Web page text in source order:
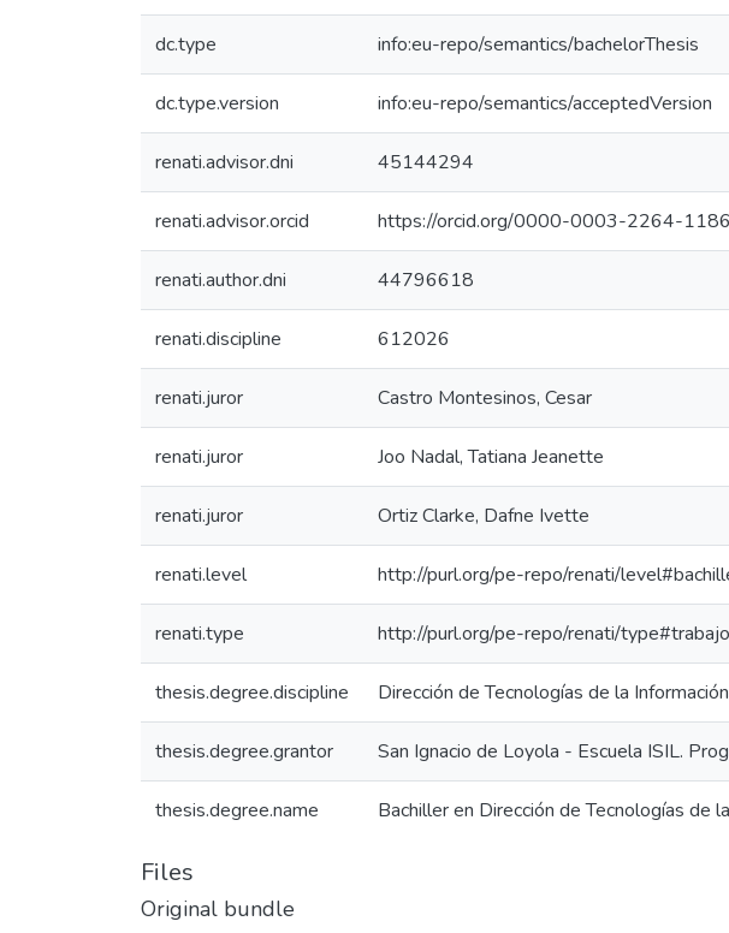
dc.type info:eu-repo/semantics/bachelorThesis
dc.type.version info:eu-repo/semantics/acceptedVersion
renati.advisor.dni 45144294
renati.advisor.orcid https://orcid.org/0000-0003-2264-1186
renati.author.dni 44796618
renati.discipline 612026
renati.juror Castro Montesinos, Cesar
renati.juror Joo Nadal, Tatiana Jeanette
renati.juror Ortiz Clarke, Dafne Ivette
renati.level http://purl.org/pe-repo/renati/
renati.type http://purl.org/pe-repo/renati/
thesis.degree.discipline Dirección de Tecnologías de la Información
thesis.degree.grantor San Ignacio de Loyola - Escuela ISIL.
thesis.degree.name Bachiller en Dirección de Tecnologías de
Files
Original bundle